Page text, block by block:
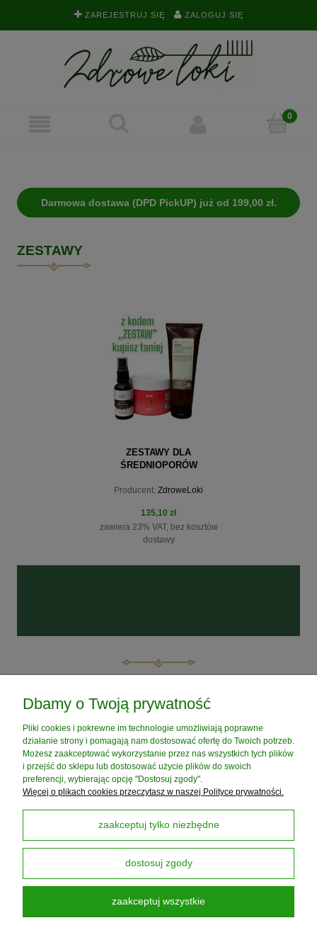
ZAREJESTRUJ SIĘ ZALOGUJ SIĘ
Darmowa dostawa (DPD PickUP) już od 199,00 zł.
ZESTAWY
ZESTAWY DLA
ŚREDNIOPORÓW
Producent: ZdroweLoki
135,10 zł
zawiera 23% VAT, bez kosztów
dostawy
MOJE KONTO
PŁATNOŚCI I DOSTAWA
INFORMACJE
O NAS
Darmowa Dostawa od 199 zł
Dbamy o Twoją prywatność
Pliki cookies i pokrewne im technologie umożliwiają poprawne
działanie strony i pomagają nam dostosować ofertę do Twoich potrzeb.
Możesz zaakceptować wykorzystanie przez nas wszystkich tych plików
i przejść do sklepu lub dostosować użycie plików do swoich
preferencji, wybierając opcję "Dostosuj zgody".
Więcej o plikach cookies przeczytasz w naszej Polityce prywatności.
zaakceptuj tylko niezbędne
dostosuj zgody
zaakceptuj wszystkie